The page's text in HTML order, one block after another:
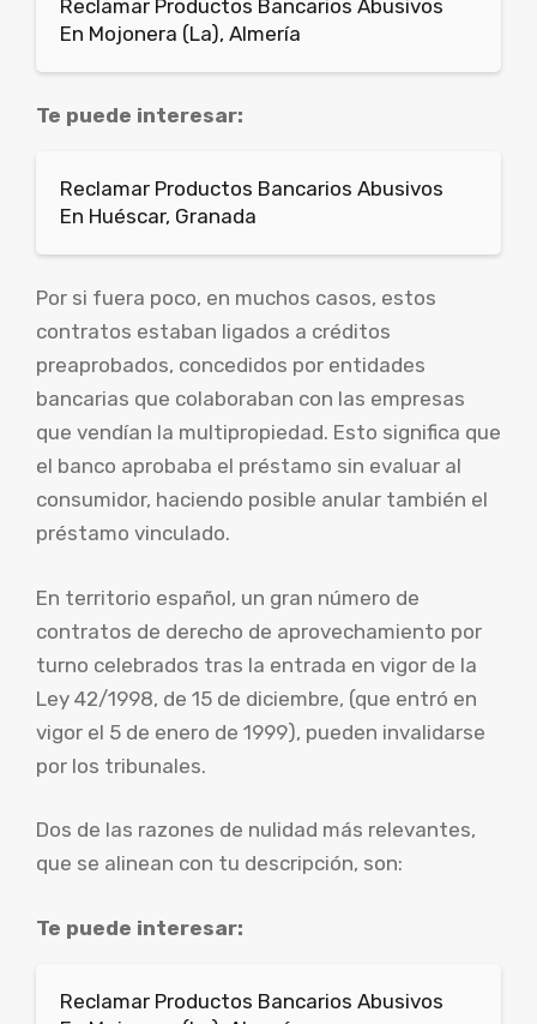
Reclamar Productos Bancarios Abusivos
En Mojonera (La), Almería
Te puede interesar:
Reclamar Productos Bancarios Abusivos
En Huéscar, Granada
Por si fuera poco, en muchos casos, estos
contratos estaban ligados a créditos
preaprobados, concedidos por entidades
bancarias que colaboraban con las empresas
que vendían la multipropiedad. Esto significa que
el banco aprobaba el préstamo sin evaluar al
consumidor, haciendo posible anular también el
préstamo vinculado.
En territorio español, un gran número de
contratos de derecho de aprovechamiento por
turno celebrados tras la entrada en vigor de la
Ley 42/1998, de 15 de diciembre, (que entró en
vigor el 5 de enero de 1999), pueden invalidarse
por los tribunales.
Dos de las razones de nulidad más relevantes,
que se alinean con tu descripción, son:
Te puede interesar:
Reclamar Productos Bancarios Abusivos